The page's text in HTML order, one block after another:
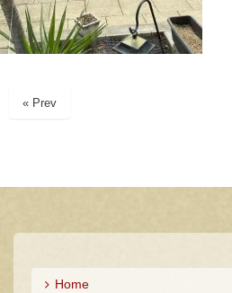
« Prev
Home